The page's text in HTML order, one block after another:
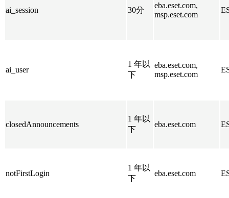
ai_session 30分
eba.eset.com,
msp.eset.com
ai_user
1 年以
下
eba.eset.com,
msp.eset.com
closedAnnouncements
1 年以
下
eba.eset.com
notFirstLogin
1 年以
下
eba.eset.com